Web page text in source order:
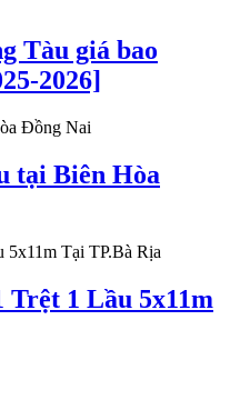
Tàu giá bao
2026]
tại Biên Hòa
Trệt 1 Lầu 5x11m